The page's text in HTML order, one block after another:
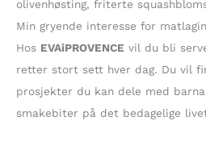
olivenhøsting, friterte
Min gryende interesse for
Hos EVAiPROVENCE vil du bli
retter stort sett hver dag. Du vil
prosjekter du kan dele med
smakebiter på det bedagelige